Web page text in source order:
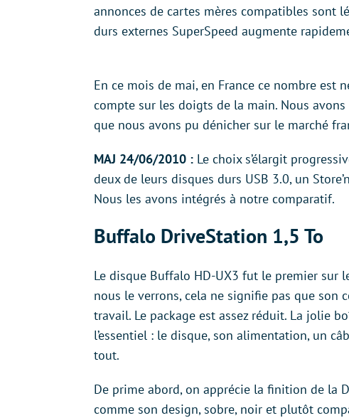
annonces de cartes mères compatibles sont
durs externes SuperSpeed augmente
En ce mois de mai, en France ce nombre
compte sur les doigts de la main. Nous
que nous avons pu dénicher sur le marché
MAJ 24/06/2010 : Le choix s’élargit
deux de leurs disques durs USB 3.0, un
Nous les avons intégrés à notre comparatif.
Buffalo DriveStation 1,5 To
Le disque Buffalo HD-UX3 fut le premier sur
nous le verrons, cela ne signifie pas que son
travail. Le package est assez réduit. La jolie
l’essentiel : le disque, son alimentation, un
tout.
De prime abord, on apprécie la finition de la
comme son design, sobre, noir et plutôt